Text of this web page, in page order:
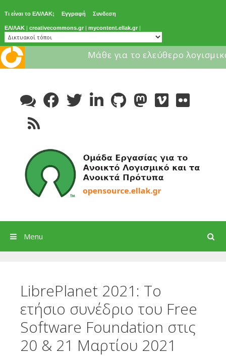
Τι είναι το ΕΛ/ΛΑΚ; Εγγραφή Συνδεση
ΕΛ/ΛΑΚ | creativecommons.gr | mycontent.ellak.gr |
Μάθε για το ελεύθερο
content
Search
Menu
LibrePlanet 2021: Το
ετήσιο συνέδριο του Free
Software Foundation στις
20 & 21 Μαρτίου 2021